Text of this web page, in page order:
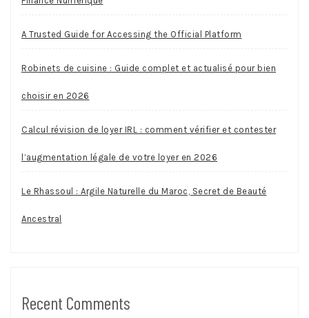
A Trusted Guide for Accessing the Official Platform
Robinets de cuisine : Guide complet et actualisé pour bien
choisir en 2026
Calcul révision de loyer IRL : comment vérifier et contester
l’augmentation légale de votre loyer en 2026
Le Rhassoul : Argile Naturelle du Maroc, Secret de Beauté
Ancestral
Recent Comments